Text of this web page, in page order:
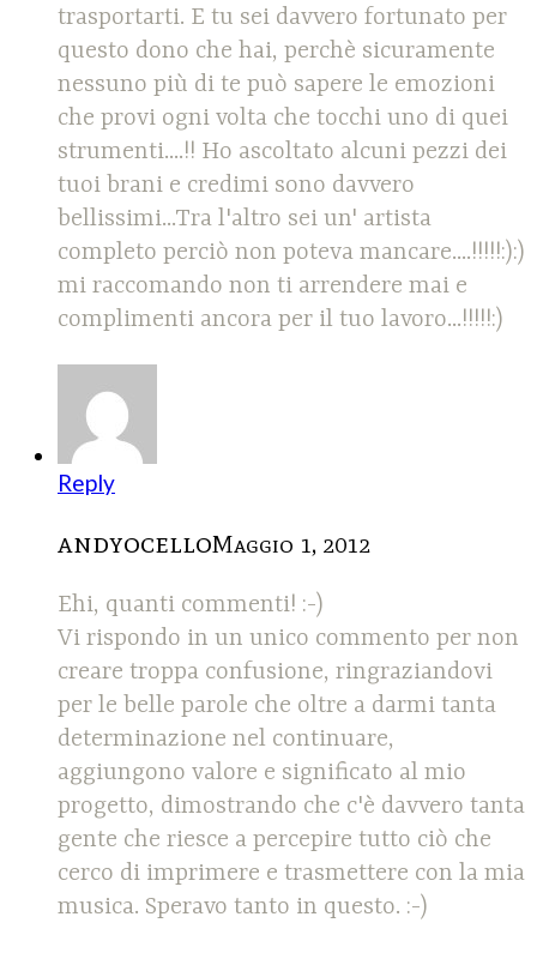
trasportarti. E tu sei davvero fortunato per
questo dono che hai, perchè sicuramente
nessuno più di te può sapere le emozioni
che provi ogni volta che tocchi uno di quei
strumenti....!! Ho ascoltato alcuni pezzi dei
tuoi brani e credimi sono davvero
bellissimi...Tra l'altro sei un' artista
completo perciò non poteva mancare....!!!!!:):)
mi raccomando non ti arrendere mai e
complimenti ancora per il tuo lavoro...!!!!!:)
Reply
andyocelloMaggio 1, 2012
Ehi, quanti commenti! :-)
Vi rispondo in un unico commento per non
creare troppa confusione, ringraziandovi
per le belle parole che oltre a darmi tanta
determinazione nel continuare,
aggiungono valore e significato al mio
progetto, dimostrando che c'è davvero tanta
gente che riesce a percepire tutto ciò che
cerco di imprimere e trasmettere con la mia
musica. Speravo tanto in questo. :-)